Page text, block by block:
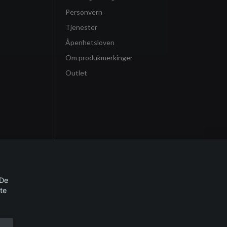
Personvern
Tjenester
Åpenhetsloven
Om produkmerkinger
Outlet